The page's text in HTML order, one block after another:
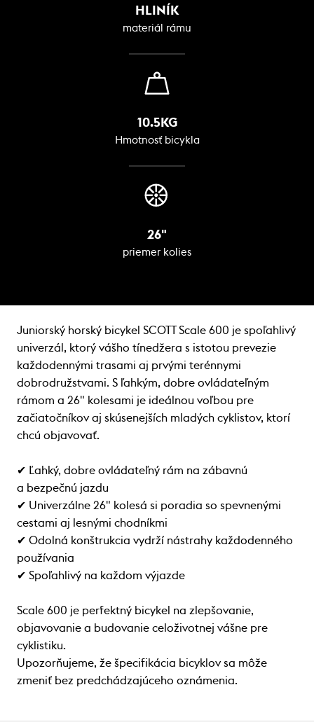
HLINÍK
materiál rámu
10.5KG
Hmotnosť bicykla
26"
priemer kolies
Juniorský horský bicykel SCOTT Scale 600 je spoľahlivý
univerzál, ktorý vášho tínedžera s istotou prevezie
každodennými trasami aj prvými terénnymi
dobrodružstvami. S ľahkým, dobre ovládateľným
rámom a 26" kolesami je ideálnou voľbou pre
začiatočníkov aj skúsenejších mladých cyklistov, ktorí
chcú objavovať.
✔ Ľahký, dobre ovládateľný rám na zábavnú
a bezpečnú jazdu
✔ Univerzálne 26" kolesá si poradia so spevnenými
cestami aj lesnými chodníkmi
✔ Odolná konštrukcia vydrží nástrahy každodenného
používania
✔ Spoľahlivý na každom výjazde
Scale 600 je perfektný bicykel na zlepšovanie,
objavovanie a budovanie celoživotnej vášne pre
cyklistiku.
Upozorňujeme, že špecifikácia bicyklov sa môže
zmeniť bez predchádzajúceho oznámenia.